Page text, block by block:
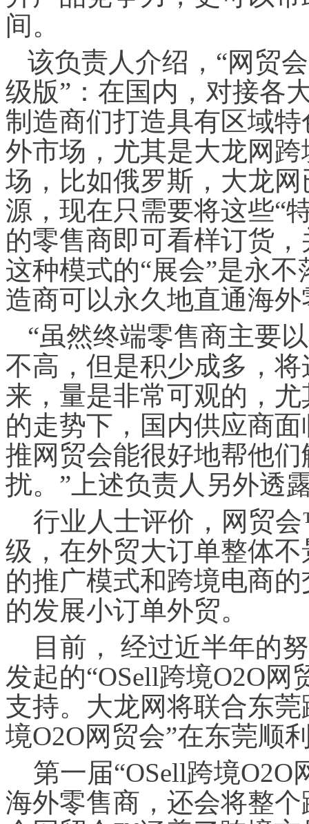
间。
该负责人介绍，“网贸
级版”：在国内，对接各
制造商们打造具有区域
外市场，尤其是大龙网
场，比如俄罗斯，大龙
源，现在只需要将这些“
的零售商即可看样订货
这种模式的“展会”是永
造商可以永久地直通海
“虽然终端零售商主要
不高，但是积少成多，
来，量是非常可观的，
的走势下，国内供应商
推网贸会能很好地帮他
扰。”上述负责人另外透
行业人士评价，网贸
级，在外贸大订单整体
的推广模式和跨境电商
的发展小订单外贸。
目前， 经过近半年的
发起的“OSell跨境O2O
支持。大龙网将联合东
境O2O网贸会”在东莞顺
第一届“OSell跨境
海外零售商，还会将整